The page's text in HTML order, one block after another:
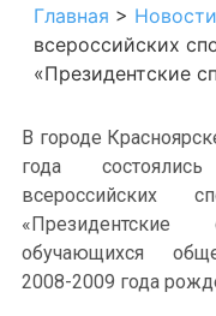
Главная > Новости
всероссийских
«Президентские
В городе
года
всероссийских
обучающихся
2008-2009 года